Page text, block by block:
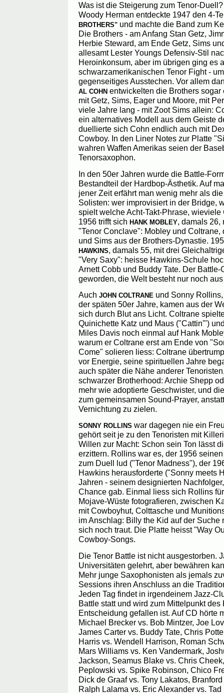
Was ist die Steigerung zum Tenor-
Woody Herman entdeckte 1947 den 4-
BROTHERS" und machte die Band zum
Die Brothers - am Anfang Stan Getz,
Herbie Steward, am Ende Getz, Sims
allesamt Lester Youngs Defensiv-Stil
Heroinkonsum, aber im übrigen ging es
schwarzamerikanischen Tenor Fight -
gegenseitiges Ausstechen. Vor allem
AL COHN entwickelten die Brothers
mit Getz, Sims, Eager und Moore, mit
viele Jahre lang - mit Zoot Sims allein:
ein alternatives Modell aus dem Geiste
duellierte sich Cohn endlich auch mit
Cowboy. In den Liner Notes zur Platte
wahren Waffen Amerikas seien der
Tenorsaxophon.
In den 50er Jahren wurde die Battle-
Bestandteil der Hardbop-Ästhetik. Auf
jener Zeit erfährt man wenig mehr als
Solisten: wer improvisiert in der Bridge,
spielt welche Acht-Takt-Phrase, wieviele
1956 trifft sich HANK MOBLEY, damals 26,
"Tenor Conclave": Mobley und
und Sims aus der Brothers-Dynastie.
HAWKINS, damals 55, mit drei
"Very Saxy": heisse Hawkins-Schule
Arnett Cobb und Buddy Tate. Der
geworden, die Welt besteht nur noch
Auch JOHN COLTRANE und Sonny
der späten 50er Jahre, kamen aus der
sich durch Blut ans Licht. Coltrane
Quinichette Katz und Maus ("Cattin'")
Miles Davis noch einmal auf Hank
warum er Coltrane erst am Ende von
Come" solieren liess: Coltrane
vor Energie, seine spirituellen Jahre
auch später die Nähe anderer
schwarzer Brotherhood: Archie Shepp
mehr wie adoptierte Geschwister, und
zum gemeinsamen Sound-Prayer,
Vernichtung zu zielen.
SONNY ROLLINS war dagegen nie ein
gehört seit je zu den Tenoristen mit
Willen zur Macht: Schon sein Ton lässt
erzittern. Rollins war es, der 1956
zum Duell lud ("Tenor Madness"), der
Hawkins herausforderte ("Sonny meets
Jahren - seinem designierten
Chance gab. Einmal liess sich Rollins
Mojave-Wüste fotografieren, zwischen
mit Cowboyhut, Colttasche und
im Anschlag: Billy the Kid auf der Suche
sich noch traut. Die Platte heisst "Way
Cowboy-Songs.
Die Tenor Battle ist nicht ausgestorben.
Universitäten gelehrt, aber bewähren
Mehr junge Saxophonisten als jemals
Sessions ihren Anschluss an die
Jeden Tag findet in irgendeinem Jazz-
Battle statt und wird zum Mittelpunkt des
Entscheidung gefallen ist. Auf CD hörte
Michael Brecker vs. Bob Mintzer, Joe
James Carter vs. Buddy Tate, Chris
Harris vs. Wendell Harrison, Roman
Mars Williams vs. Ken Vandermark,
Jackson, Seamus Blake vs. Chris
Peplowski vs. Spike Robinson, Chico
Dick de Graaf vs. Tony Lakatos,
Ralph Lalama vs. Eric Alexander vs.